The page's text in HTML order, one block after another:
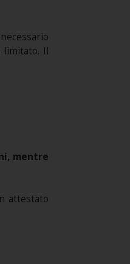
limitato. Il
mentre
attestato